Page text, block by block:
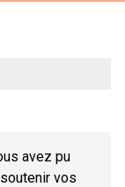
avez pu
vos